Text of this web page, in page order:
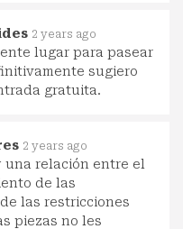
2 years ago
lugar para pasear
sugiero
gratuita.
2 years ago
una relación entre el
de las
las restricciones
piezas no les